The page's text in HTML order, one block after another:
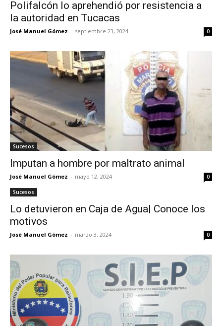
Polifalcón lo aprehendió por resistencia a
la autoridad en Tucacas
José Manuel Gómez - septiembre 23, 2024 0
Sucesos
Imputan a hombre por maltrato animal
José Manuel Gómez - mayo 12, 2024 0
Sucesos
Lo detuvieron en Caja de Agua| Conoce los
motivos
José Manuel Gómez - marzo 3, 2024 0